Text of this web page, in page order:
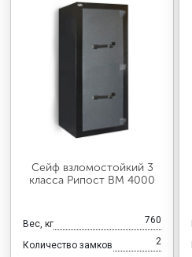
Сейф взломостойкий 3
класса Рипост ВМ 4000
Вес, кг 760
Количество замков 2